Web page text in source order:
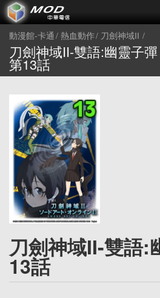
動漫館-卡通 熱血動作 刀劍神域II
刀劍神域II-雙語:幽靈子彈
第13話
刀劍神域II-雙語:
13話